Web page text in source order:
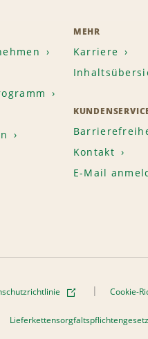
MEHR
Karriere
Kontakt
E-Mail
Cookie-